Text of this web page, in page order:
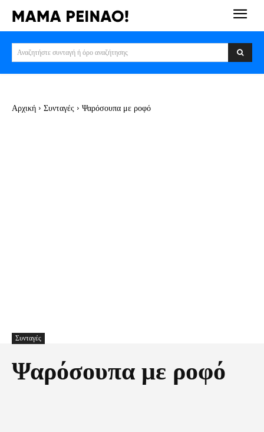
Αναζητήστε συνταγή ή όρο αναζήτησης
Αρχική Συνταγές Ψαρόσουπα με ροφό
Συνταγές
Ψαρόσουπα με ροφό